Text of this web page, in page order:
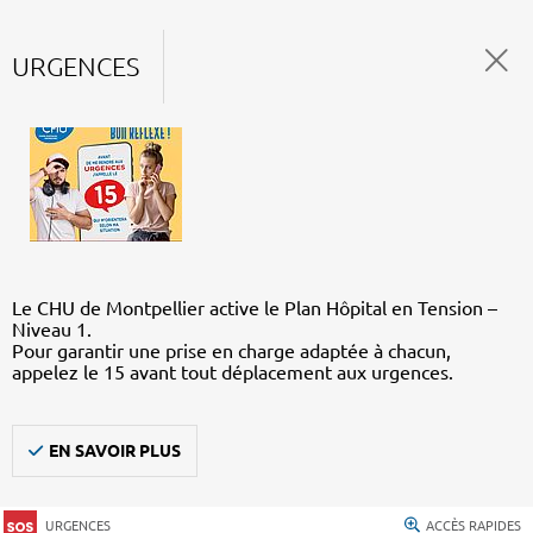
URGENCES
Le CHU de Montpellier active le Plan Hôpital en Tension –
Niveau 1.
Pour garantir une prise en charge adaptée à chacun,
appelez le 15 avant tout déplacement aux urgences.
EN SAVOIR PLUS
URGENCES ACCÈS RAPIDES